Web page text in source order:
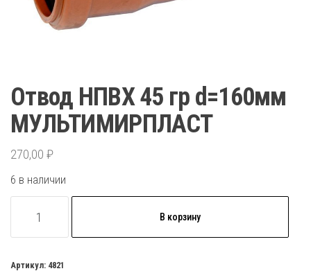
Отвод НПВХ 45 гр d=160мм
МУЛЬТИМИРПЛАСТ
270,00 ₽
6 в наличии
товара
НПВХ
В корзину
Артикул: 4821